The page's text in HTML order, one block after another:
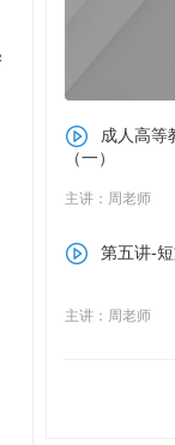
成人高等
（一）
主讲：周老师
第五讲-
主讲：周老师